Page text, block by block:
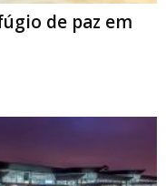
de paz em